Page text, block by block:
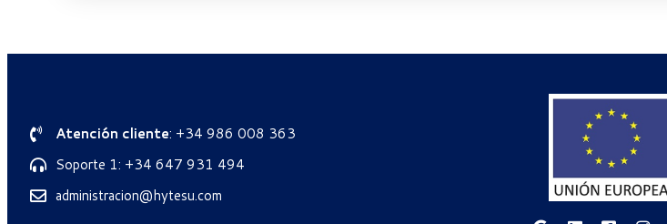
Atención cliente: +34 986 008 363
Soporte 1: +34 647 931 494
administracion@hytesu.com